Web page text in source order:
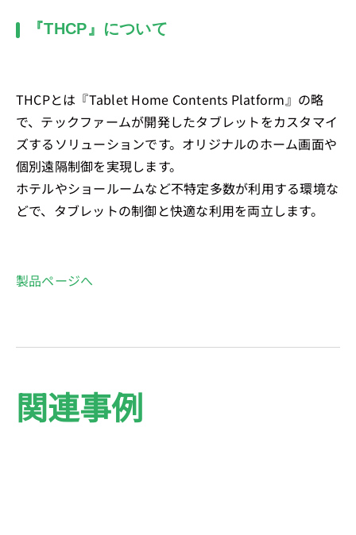
『THCP』について
THCPとは『Tablet Home Contents Platform』の略
で、テックファームが開発したタブレットをカスタマイ
ズするソリューションです。オリジナルのホーム画面や
個別遠隔制御を実現します。
ホテルやショールームなど不特定多数が利用する環境な
どで、タブレットの制御と快適な利用を両立します。
製品ページへ
関連事例